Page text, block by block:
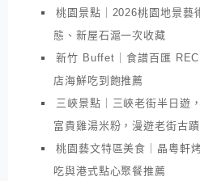
桃園景點｜2026桃園地景藝
態、新屋石滬一次收藏
新竹 Buffet｜食譜百匯
店海鮮吃到飽推薦
三峽景點｜三峽老街半日遊
富貴雞湯米粉，漫遊老街古蹟
桃園藝文特區美食｜晶粵軒
吃與港式點心聚餐推薦